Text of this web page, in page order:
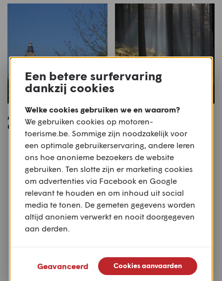
Aperitief Toerke de
Cherubijn
Water & Wind
Meer motoren
Of bekijk alle Allroad,€0 - €6.000
Een betere surfervaring
dankzij cookies
Welke cookies gebruiken we en waarom?
We gebruiken cookies op motoren-
toerisme.be. Sommige zijn noodzakelijk voor
een optimale gebruikerservaring, andere leren
ons hoe anonieme bezoekers de website
gebruiken. Ten slotte zijn er marketing cookies
om advertenties via Facebook en Google
relevant te houden en om inhoud uit social
media te tonen. De gemeten gegevens worden
altijd anoniem verwerkt en nooit doorgegeven
aan derden.
Geavanceerd Cookies aanvaarden